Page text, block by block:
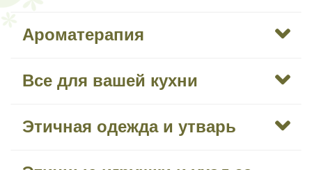
Ароматерапия
Все для вашей кухни
Этичная одежда и утварь